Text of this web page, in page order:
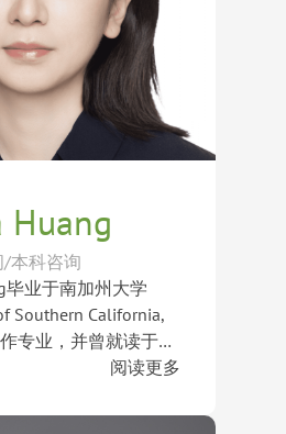
实且优秀的自己。迄今
功指导学生获得菲利普
学（Phillips Exeter
菲利普斯安多佛学校
Andover）、圣
Paul’s School）、米尔
Academy）、艾
Emma Willard
女子高中（Miss
）、马德拉学校（The
）、爱普比学院
）及菲尔中学
）等世界顶尖寄宿学校
Huang
/本科咨询
毕业于南加州大学
Southern California,
专业，并曾就读于美
宿女校。她对美国寄宿
、学术发展及大学申
擅长根据每位学生的学
阅读更多